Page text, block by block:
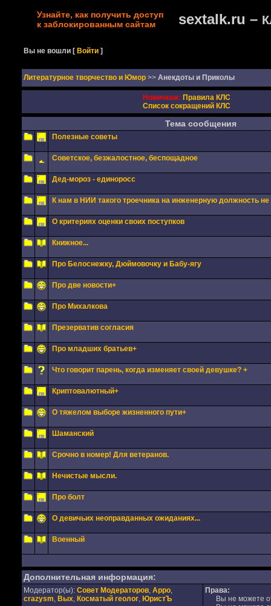
Узнайте, как получить доступ
к заблокированным сайтам
sextalk.ru –
Вы не вошли [Войти ]
Литературное творчество и Юмор >> Анекдоты и Приколы
Новичкам: Правила КЛС
Список сокращений КЛС
Тема сообщения
Полезные советы
Советское, безжалостное, беспощадное
Дед-мороз - единоросс
К нам в НИИ такого троечника на инженерную должность не
О критериях оценки своих поступков
Книжное...
Про Белоснежку, Дюймовочку и Бабу-ягу
Про две новости+
Про Михалкова
Презерватив согласия
Про младших братьев+
Что говорит парень, когда изменяет своей девушке? +
Криптовалютный+
О тяжелом выборе жизненного пути+
Шаманский
Срочно в номер! Для ветеранов.
Нечистые мысли.
Про болт
О девичьих неоправданных ожиданиях...
Военный
Дополнительная информация:
Модератор(ы): Совет Модераторов, Appo,
crazysm, Вых, Косматый геолог, ЮристЪ
Права:
Вы не можете